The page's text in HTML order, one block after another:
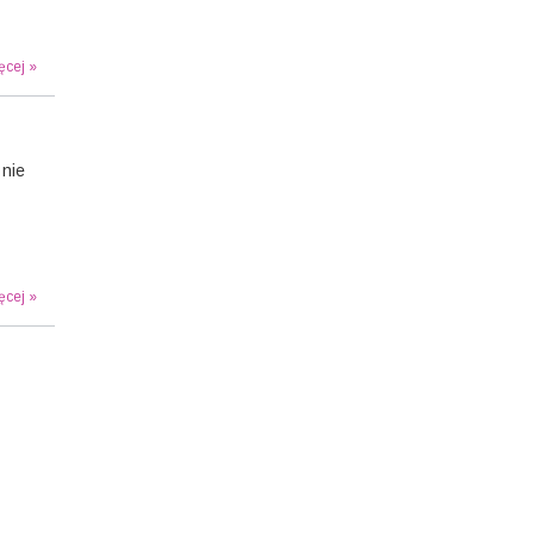
»
»